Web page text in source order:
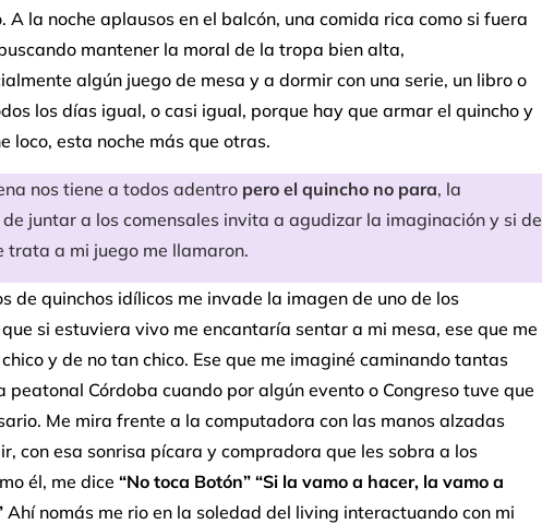
A la noche aplausos en el balcón, una comida rica como si fuera
mantener la moral de la tropa bien alta,
algún juego de mesa y a dormir con una serie, un libro o
los días igual, o casi igual, porque hay que armar el quincho y
loco, esta noche más que otras.
nos tiene a todos adentropero el quincho no para, la
juntar a los comensales invita a agudizar la imaginación y si de
trata a mi juego me llamaron.
de quinchos idílicos me invade la imagen de uno de los
si estuviera vivo me encantaría sentar a mi mesa, ese que me
y de no tan chico. Ese que me imaginé caminando tantas
peatonal Córdoba cuando por algún evento o Congreso tuve que
Me mira frente a la computadora con las manos alzadas
con esa sonrisa pícara y compradora que les sobra a los
él, me dice “No toca Botón” “Si la vamo a hacer, la vamo a
Ahí nomás me rio en la soledad del living interactuando con mi